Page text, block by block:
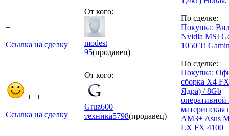
+
Ссылка на сделку
От кого:
modest
95(продавец)
По сделке:
Покупка:
Nvidia MSI
1050 Ti
+++
Ссылка на сделку
От кого:
Gruz600
техника5798(продавец)
По сделке:
Покупка:
сборка X4
Ядра) / 8Gb
оперативной
материнская
AM3+ Asus
LX FX 4100